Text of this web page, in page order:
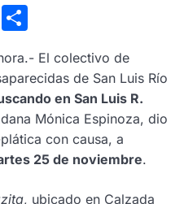
Messenger
El colectivo de
de San Luis Río
en San Luis R.
Mónica Espinoza, dio
con causa, a
25 de noviembre.
, ubicado en Calzada